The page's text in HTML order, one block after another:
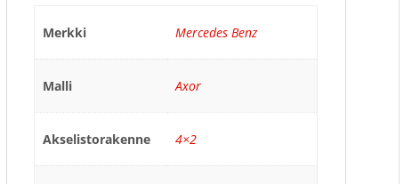
Merkki Mercedes Benz
Malli Axor
Akselistorakenne 4×2